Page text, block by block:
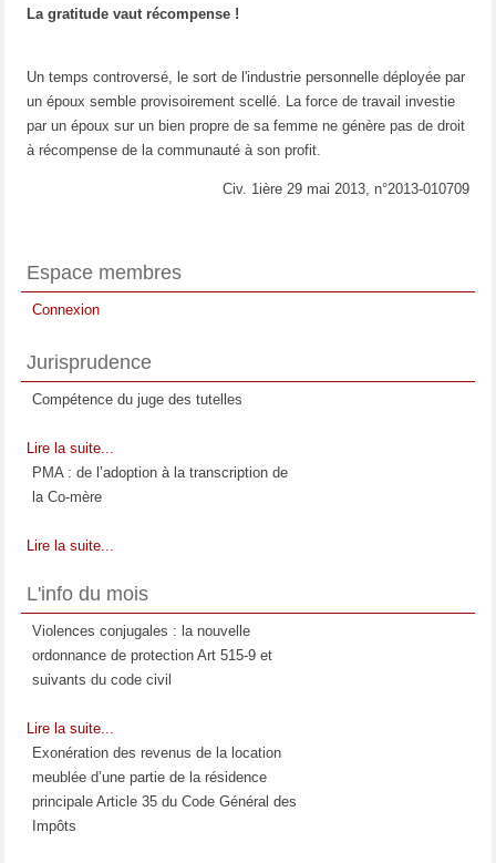
La gratitude vaut récompense !
Un temps controversé, le sort de l'industrie personnelle déployée par
un époux semble provisoirement scellé. La force de travail investie
par un époux sur un bien propre de sa femme ne génère pas de droit
à récompense de la communauté à son profit.
Civ. 1ière 29 mai 2013, n°2013-010709
Espace membres
Connexion
Jurisprudence
Compétence du juge des tutelles
Lire la suite...
PMA : de l’adoption à la transcription de
la Co-mère
Lire la suite...
étendue de son appréciation
Les relations entre l'enfant et la
L'info du mois
Violences conjugales : la nouvelle
ordonnance de protection Art 515-9 et
suivants du code civil
Lire la suite...
Exonération des revenus de la location
meublée d’une partie de la résidence
principale Article 35 du Code Général des
Impôts